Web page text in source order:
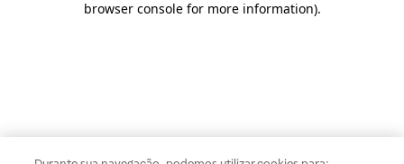
browser console for more information).